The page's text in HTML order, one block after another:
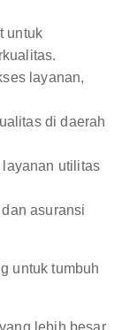
untuk
layanan,
di daerah
layanan utilitas
asuransi
untuk tumbuh
lebih besar